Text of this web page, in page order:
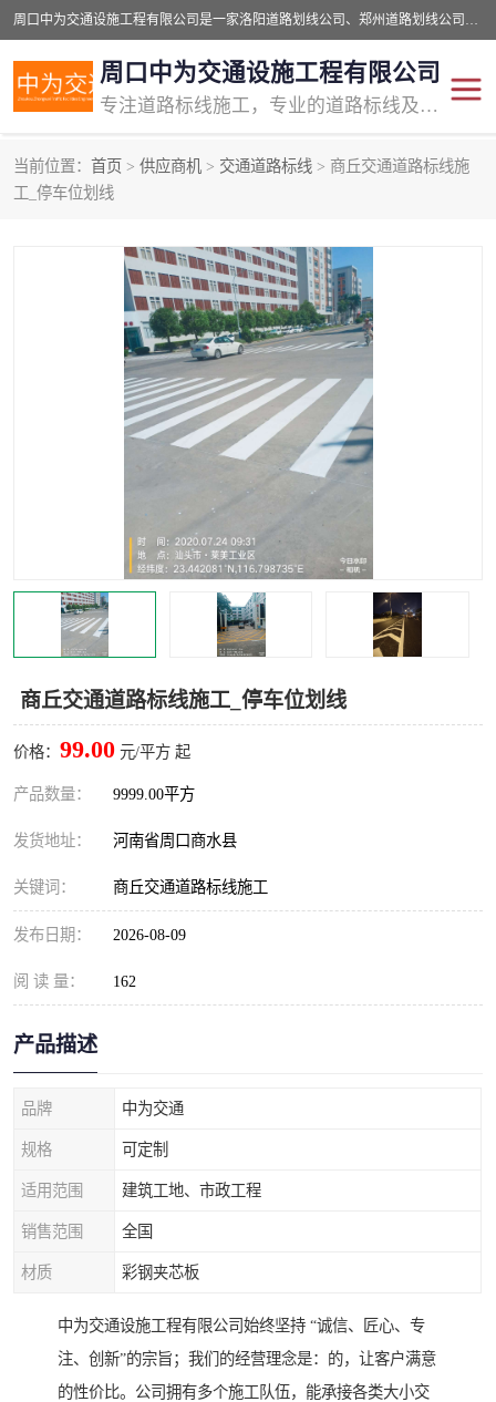
周口中为交通设施工程有限公司是一家洛阳道路划线公司、郑州道路划线公司、平顶山道路车位划线公司、开封车位划线公司、许昌道路车位划线公司、漯河道路车位划线公司，公司始终坚持“诚信、匠心、专注”的宗旨；我们的经营理念是：的服务。
周口中为交通设施工程有限公司
专注道路标线施工，专业的道路标线及交通设施施工服务商!
当前位置： 首页 > 供应商机 > 交通道路标线 > 商丘交通道路标线施
工_停车位划线
商丘交通道路标线施工_停车位划线
价格： 99.00 元/平方 起
产品数量： 9999.00平方
发货地址： 河南省周口商水县
关键词： 商丘交通道路标线施工
发布日期： 2026-08-09
阅 读 量： 162
产品描述
品牌 中为交通
规格 可定制
适用范围 建筑工地、市政工程
销售范围 全国
材质 彩钢夹芯板
中为交通设施工程有限公司始终坚持 “诚信、匠心、专
注、创新”的宗旨；我们的经营理念是：的，让客户满意
的性价比。公司拥有多个施工队伍，能承接各类大小交
交通道路标线
道路标线划线 马路标线
道路划线